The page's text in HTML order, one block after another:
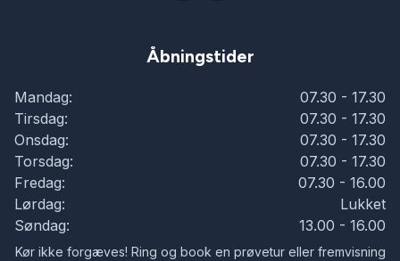
Åbningstider
Mandag:
07.30 - 17.30
Tirsdag:
07.30 - 17.30
Onsdag:
07.30 - 17.30
Torsdag:
07.30 - 17.30
Fredag:
07.30 - 16.00
Lørdag:
Lukket
Søndag:
13.00 - 16.00
Kør ikke forgæves! Ring og book en prøvetur eller fremvisning